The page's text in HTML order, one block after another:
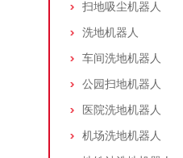
扫地吸尘机器人
洗地机器人
车间洗地机器人
公园扫地机器人
医院洗地机器人
机场洗地机器人